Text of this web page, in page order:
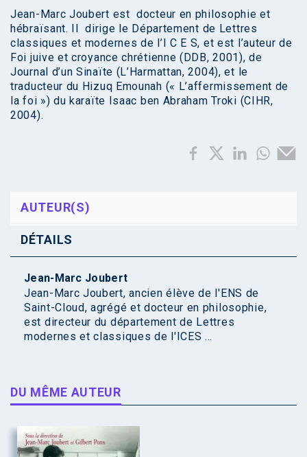
Jean-Marc Joubert est docteur en philosophie et
hébraïsant. Il dirige le Département de Lettres
classiques et modernes de l’I C E S, et est l’auteur de
Foi juive et croyance chrétienne (DDB, 2001), de
Journal d’un Sinaïte (L’Harmattan, 2004), et le
traducteur du Hizuq Emounah (« L’affermissement de
la foi ») du karaïte Isaac ben Abraham Troki (CIHR,
2004).
AUTEUR(S)
DÉTAILS
Jean-Marc Joubert
Jean-Marc Joubert, ancien élève de l'ENS de
Saint-Cloud, agrégé et docteur en philosophie,
est directeur du département de Lettres
modernes et classiques de l'ICES ...
DU MÊME AUTEUR